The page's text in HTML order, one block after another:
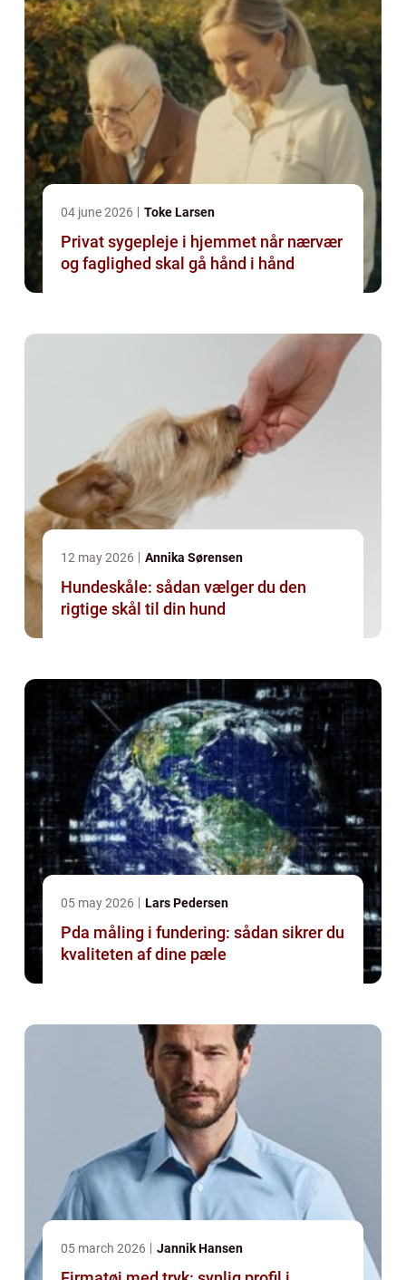
04 june 2026 Toke Larsen
Privat sygepleje i hjemmet når nærvær
og faglighed skal gå hånd i hånd
12 may 2026 Annika Sørensen
Hundeskåle: sådan vælger du den
rigtige skål til din hund
05 may 2026 Lars Pedersen
Pda måling i fundering: sådan sikrer du
kvaliteten af dine pæle
05 march 2026 Jannik Hansen